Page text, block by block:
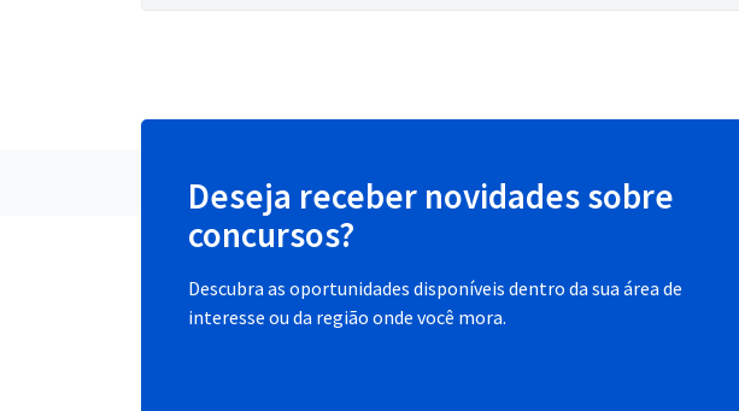
Deseja receber novidades sobre
concursos?
Descubra as oportunidades disponíveis dentro da sua área de
interesse ou da região onde você mora.